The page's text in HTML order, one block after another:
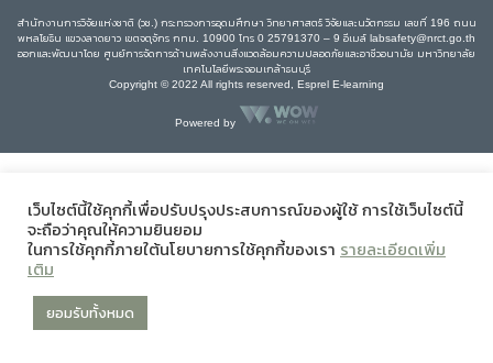
สำนักงานการวิจัยแห่งชาติ (วช.) กระทรวงการอุดมศึกษา วิทยาศาสตร์ วิจัยและนวัตกรรม เลขที่ 196 ถนน
พหลโยธิน แขวงลาดยาว เขตจตุจักร กทม. 10900 โทร 0 25791370 – 9 อีเมล์ labsafety@nrct.go.th
ออกและพัฒนาโดย ศูนย์การจัดการด้านพลังงานสิ่งแวดล้อมความปลอดภัยและอาชีวอนามัย มหาวิทยาลัย
เทคโนโลยีพระจอมเกล้าธนบุรี
Copyright © 2022 All rights reserved, Esprel E-learning
Powered by
เว็บไซต์นี้ใช้คุกกี้เพื่อปรับปรุงประสบการณ์ของผู้ใช้ การใช้เว็บไซต์นี้
จะถือว่าคุณให้ความยินยอม
ในการใช้คุกกี้ภายใต้นโยบายการใช้คุกกี้ของเรา รายละเอียดเพิ่ม
เติม
ยอมรับทั้งหมด